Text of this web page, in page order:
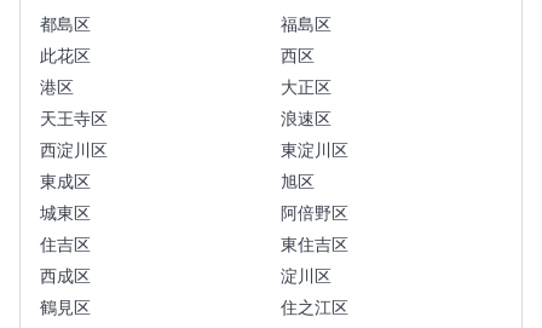
都島区
福島区
此花区
西区
港区
大正区
天王寺区
浪速区
西淀川区
東淀川区
東成区
旭区
城東区
阿倍野区
住吉区
東住吉区
西成区
淀川区
鶴見区
住之江区